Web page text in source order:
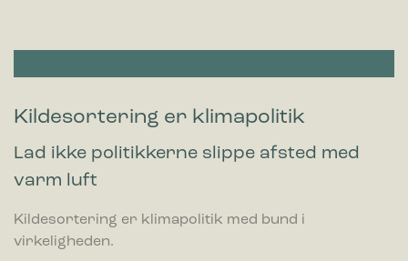
Kildesortering er klimapolitik
Lad ikke politikkerne slippe afsted med
varm luft
Kildesortering er klimapolitik med bund i
virkeligheden.